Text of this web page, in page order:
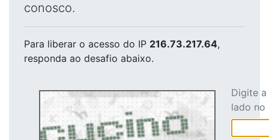
conosco.
Para liberar o acesso do IP 216.73.217.64,
responda ao desafio abaixo.
Digite
lado no